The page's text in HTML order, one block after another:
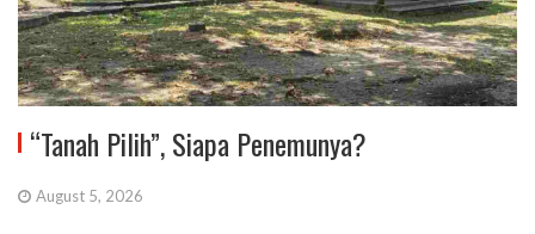
“Tanah Pilih”, Siapa Penemunya?
August 5, 2026